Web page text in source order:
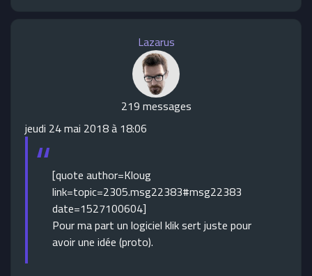
Lazarus
219 messages
jeudi 24 mai 2018 à 18:06
[quote author=Kloug
link=topic=2305.msg22383#msg22383
date=1527100604]
Pour ma part un logiciel klik sert juste pour
avoir une idée (proto).